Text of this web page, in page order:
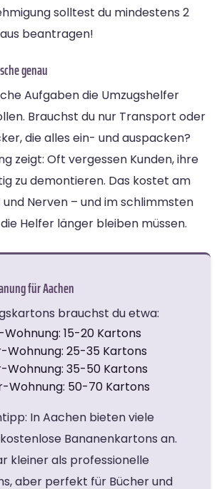
solltest du mindestens 2
beantragen!
genau
Aufgaben die Umzugshelfer
Brauchst du nur Transport oder
die alles ein- und auspacken?
zeigt: Oft vergessen Kunden, ihre
zu demontieren. Das kostet am
und Nerven – und im schlimmsten
Helfer länger bleiben müssen.
für Aachen
brauchst du etwa:
15-20 Kartons
25-35 Kartons
Wohnung: 35-50 Kartons
Wohnung: 50-70 Kartons
In Aachen bieten viele
Bananenkartons an.
kleiner als professionelle
aber perfekt für Bücher und